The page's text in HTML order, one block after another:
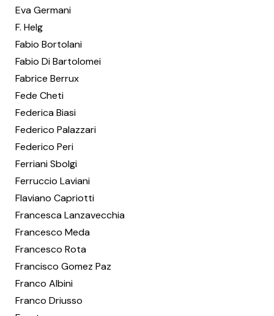
Eva Germani
F. Helg
Fabio Bortolani
Fabio Di Bartolomei
Fabrice Berrux
Fede Cheti
Federica Biasi
Federico Palazzari
Federico Peri
Ferriani Sbolgi
Ferruccio Laviani
Flaviano Capriotti
Francesca Lanzavecchia
Francesco Meda
Francesco Rota
Francisco Gomez Paz
Franco Albini
Franco Driusso